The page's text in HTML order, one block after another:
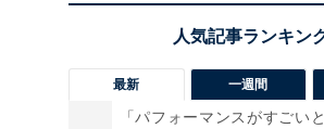
最新 一週間
「パフォーマンスがすごいと